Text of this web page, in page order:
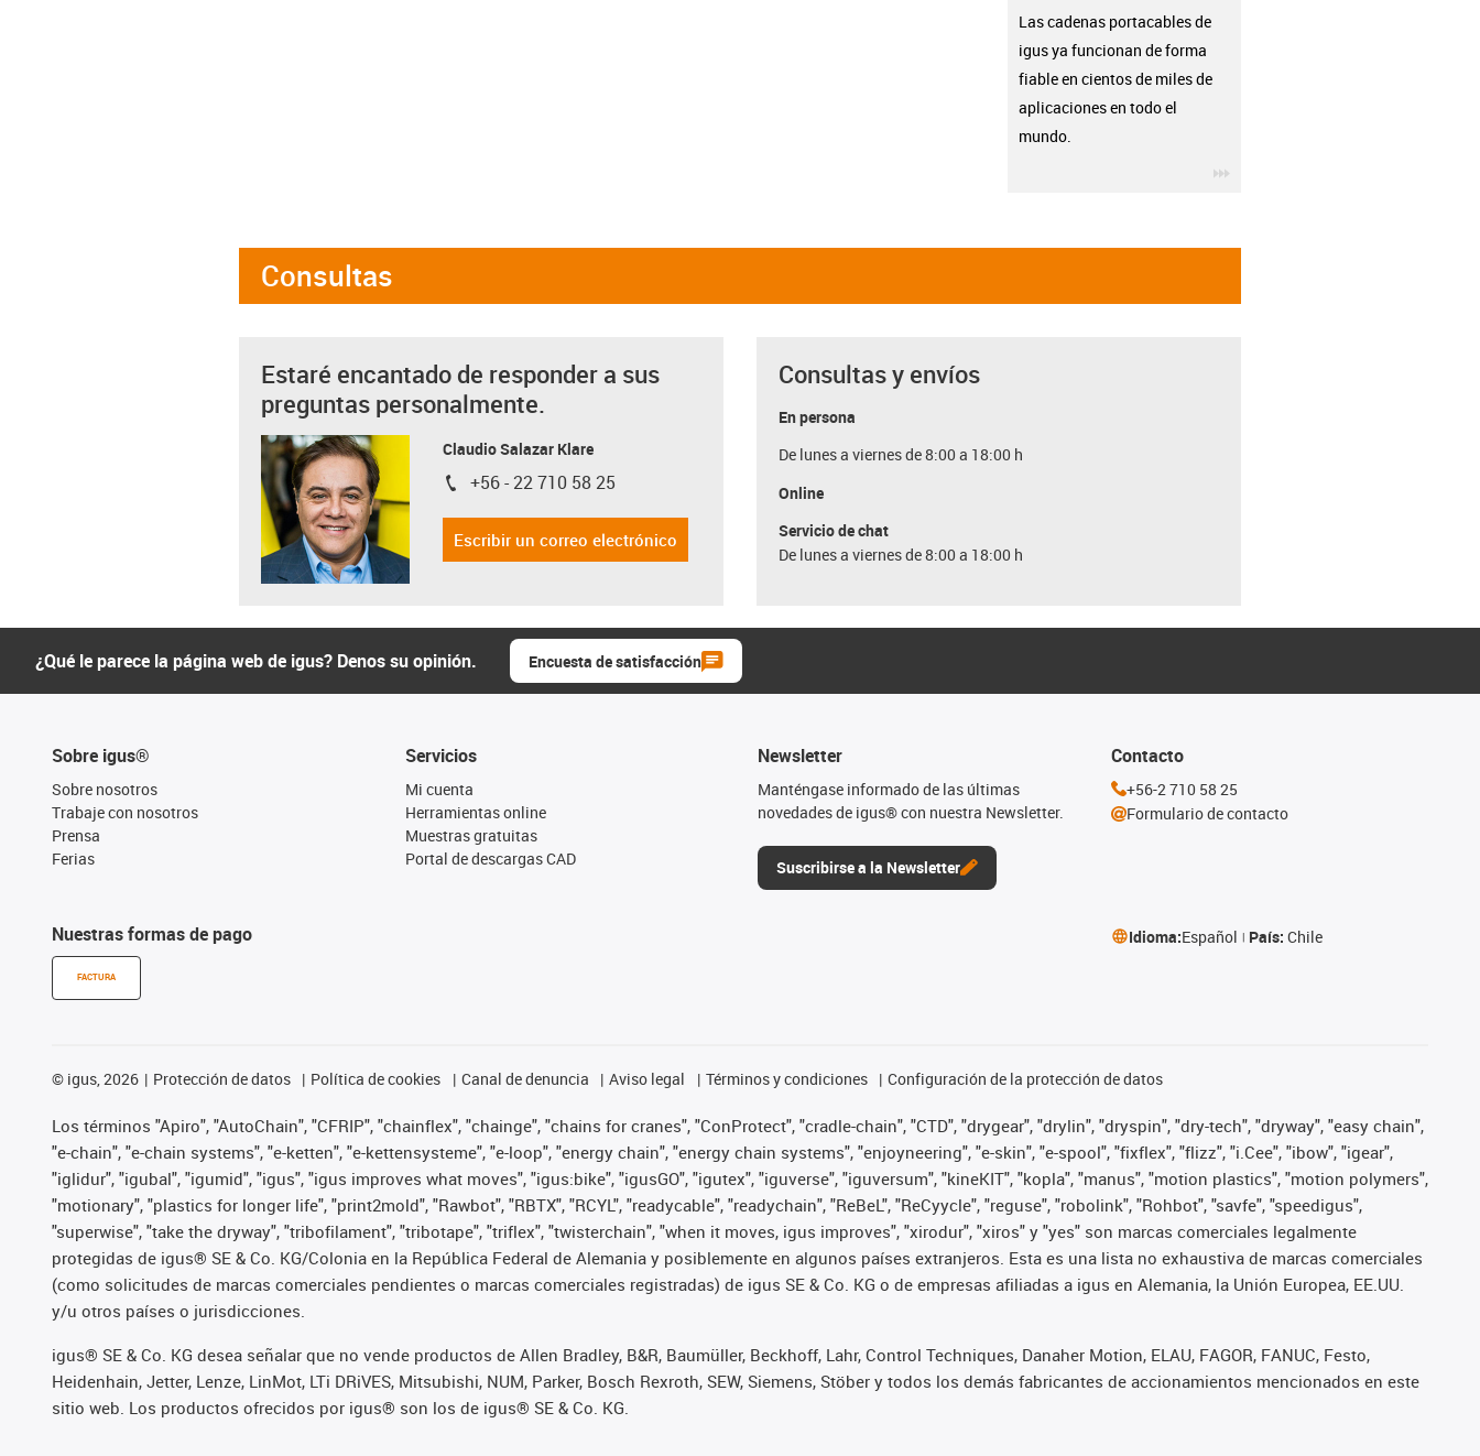
Las cadenas portacables de
igus ya funcionan de forma
fiable en cientos de miles de
aplicaciones en todo el
mundo.
Consultas
Estaré encantado de responder a sus
preguntas personalmente.
Claudio Salazar Klare
igus-icon-phone
+56 - 22 710 58 25
Escribir un correo electrónico
Consultas y envíos
En persona
De lunes a viernes de 8:00 a 18:00 h
Online
Servicio de chat
De lunes a viernes de 8:00 a 18:00 h
¿Qué le parece la página web de igus? Denos su opinión. Encuesta de satisfacción
Sobre igus®
Sobre nosotros
Trabaje con nosotros
Prensa
Ferias
Nuestras formas de pago
FACTURA
Servicios
Mi cuenta
Herramientas online
Muestras gratuitas
Portal de descargas CAD
Newsletter
Manténgase informado de las últimas
novedades de igus® con nuestra Newsletter.
Suscribirse a la Newsletter
Contacto
+56-2 710 58 25
Formulario de contacto
Idioma:Español País: Chile
© igus, 2026 Protección de datos Política de cookies Canal de denuncia Aviso legal Términos y condiciones Configuración de la protección de datos
Los términos "Apiro", "AutoChain", "CFRIP", "chainflex", "chainge", "chains for cranes", "ConProtect", "cradle-chain", "CTD", "drygear", "drylin", "dryspin", "dry-tech", "dryway", "easy chain",
"e-chain", "e-chain systems", "e-ketten", "e-kettensysteme", "e-loop", "energy chain", "energy chain systems", "enjoyneering", "e-skin", "e-spool", "fixflex", "flizz", "i.Cee", "ibow", "igear",
"iglidur", "igubal", "igumid", "igus", "igus improves what moves", "igus:bike", "igusGO", "igutex", "iguverse", "iguversum", "kineKIT", "kopla", "manus", "motion plastics", "motion polymers",
"motionary", "plastics for longer life", "print2mold", "Rawbot", "RBTX", "RCYL", "readycable", "readychain", "ReBeL", "ReCyycle", "reguse", "robolink", "Rohbot", "savfe", "speedigus",
"superwise", "take the dryway", "tribofilament", "tribotape", "triflex", "twisterchain", "when it moves, igus improves", "xirodur", "xiros" y "yes" son marcas comerciales legalmente
protegidas de igus® SE & Co. KG/Colonia en la República Federal de Alemania y posiblemente en algunos países extranjeros. Esta es una lista no exhaustiva de marcas comerciales
(como solicitudes de marcas comerciales pendientes o marcas comerciales registradas) de igus SE & Co. KG o de empresas afiliadas a igus en Alemania, la Unión Europea, EE.UU.
y/u otros países o jurisdicciones.
igus® SE & Co. KG desea señalar que no vende productos de Allen Bradley, B&R, Baumüller, Beckhoff, Lahr, Control Techniques, Danaher Motion, ELAU, FAGOR, FANUC, Festo,
Heidenhain, Jetter, Lenze, LinMot, LTi DRiVES, Mitsubishi, NUM, Parker, Bosch Rexroth, SEW, Siemens, Stöber y todos los demás fabricantes de accionamientos mencionados en este
sitio web. Los productos ofrecidos por igus® son los de igus® SE & Co. KG.